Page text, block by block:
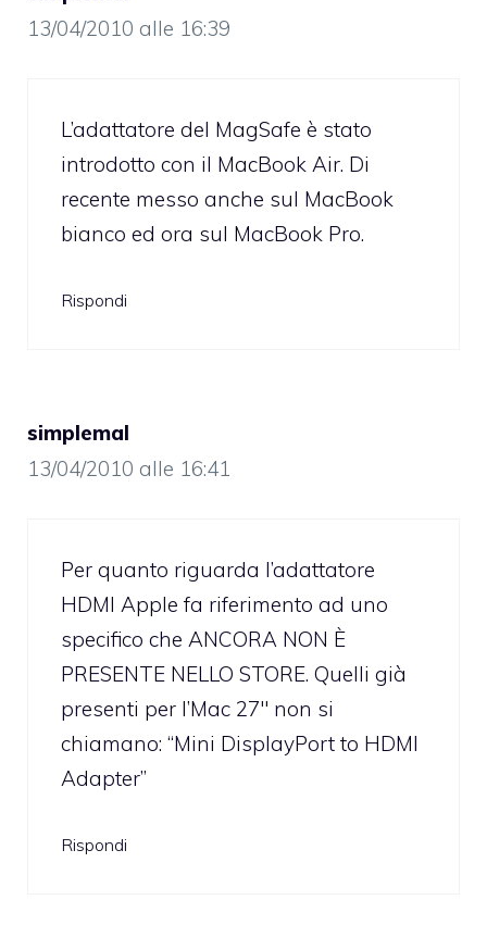
13/04/2010 alle 16:39
L’adattatore del MagSafe è stato
introdotto con il MacBook Air. Di
recente messo anche sul MacBook
bianco ed ora sul MacBook Pro.
Rispondi
simplemal
13/04/2010 alle 16:41
Per quanto riguarda l’adattatore
HDMI Apple fa riferimento ad uno
specifico che ANCORA NON È
PRESENTE NELLO STORE. Quelli già
presenti per l’Mac 27″ non si
chiamano: “Mini DisplayPort to HDMI
Adapter”
Rispondi